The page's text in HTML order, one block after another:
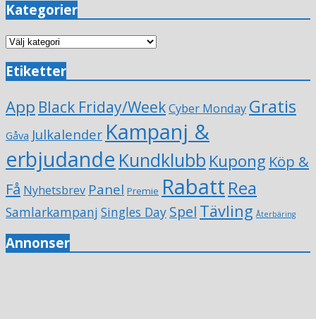
Kategorier
Kategorier
Etiketter
App Black Friday/WeekCyber Monday Gratis
Gåva Julkalender Kampanj &
erbjudande Kundklubb Kupong Köp &
Få Nyhetsbrev Panel Premie Rabatt Rea
Samlarkampanj Singles Day Spel Tävling Återbäring
Annonser